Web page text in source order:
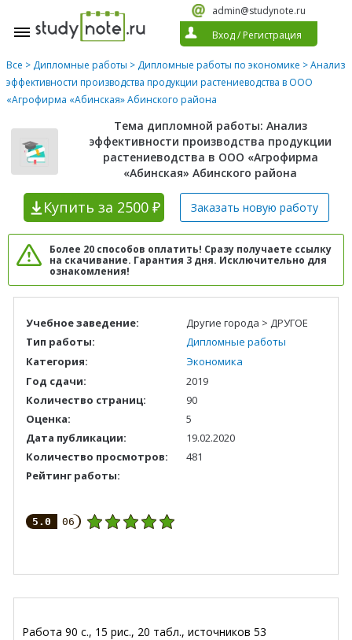
admin@studynote.ru
Вход/ Регистрация
Все > Дипломные работы > Дипломные работы по экономике > Анализ
эффективности производства продукции растениеводства в ООО
«Агрофирма «Абинская» Абинского района
Тема дипломной работы: Анализ
эффективности производства продукции
растениеводства в ООО «Агрофирма
«Абинская» Абинского района
Купить за 2500 ₽ Заказать новую работу
Более 20 способов оплатить! Сразу получаете ссылку
на скачивание. Гарантия 3 дня. Исключительно для
ознакомления!
Учебное заведение:
Другие города > ДРУГОЕ
Тип работы:
Дипломные работы
Категория:
Экономика
Год сдачи:
2019
Количество страниц:
90
Оценка:
5
Дата публикации:
19.02.2020
Количество просмотров:
481
Рейтинг работы:
5.0 06
Работа 90 с., 15 рис., 20 табл., источников 53